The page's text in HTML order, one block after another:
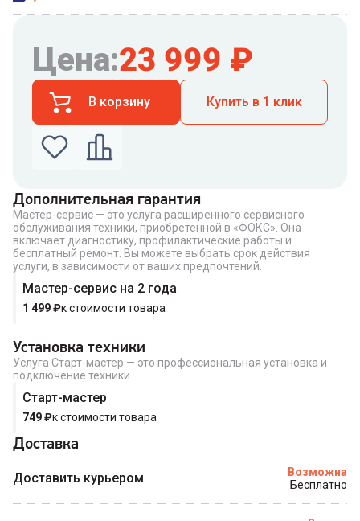
Цена:23 999 ₽
В корзину Купить в 1 клик
Введите номер телефона по которому можно
связаться с вами
Номер телефона
Купить в 1 клик
Дополнительная гарантия
Мастер-сервис — это услуга расширенного сервисного
обслуживания техники, приобретенной в «ФОКС». Она
включает диагностику, профилактические работы и
бесплатный ремонт. Вы можете выбрать срок действия
услуги, в зависимости от ваших предпочтений.
Мастер-сервис на 2 года
1 499₽к стоимости товара
Установка техники
Услуга Старт-мастер — это профессиональная установка и
подключение техники.
Старт-мастер
749₽к стоимости товара
Доставка
Доставить курьером
Возможна
Бесплатно